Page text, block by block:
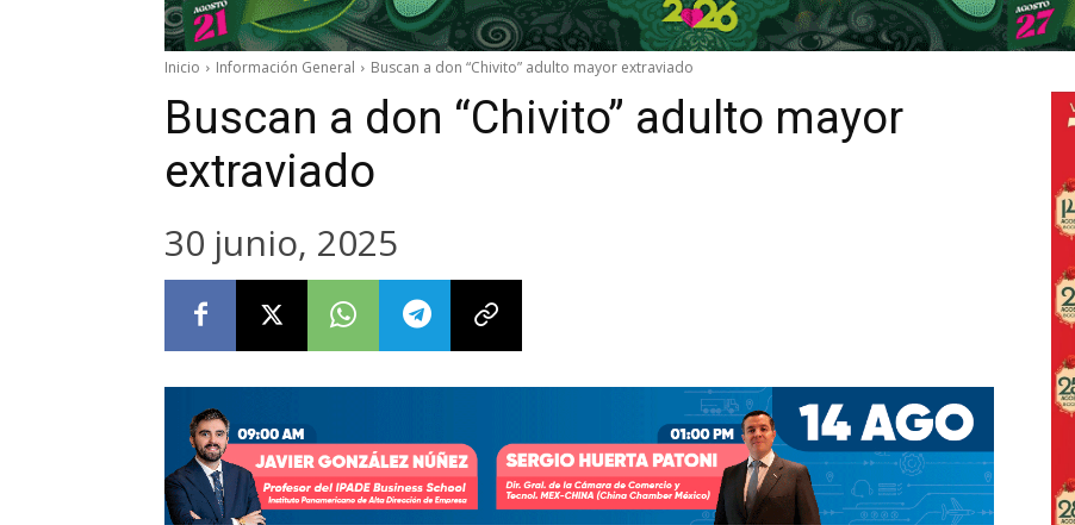
Inicio Información General Buscan a don “Chivito” adulto mayor extraviado
Buscan a don “Chivito” adulto mayor
extraviado
30 junio, 2025